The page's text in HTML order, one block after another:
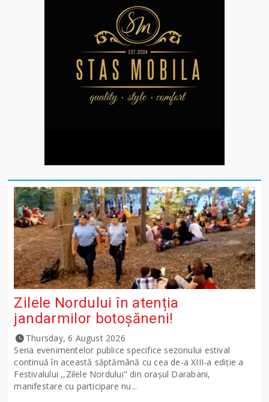
Zilele Nordului în atenția
jandarmilor botoșăneni!
Thursday, 6 August 2026
Seria evenimentelor publice specifice sezonului estival
continuă în această săptămână cu cea de-a XIII-a ediție a
Festivalului ,,Zilele Nordului" din orașul Darabani,
manifestare cu participare nu...